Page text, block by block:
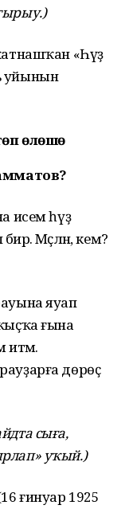
«Һүҙ
уйынын
өлөшө
исем һүҙ
Мәҫәлән, кем?
яуап
ғына
дөрөҫ
сыға,
уҡый.)
ғинуар 1925